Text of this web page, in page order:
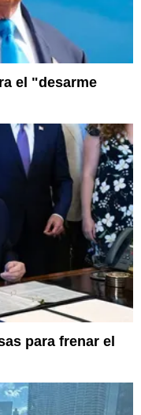
el "desarme
para frenar el